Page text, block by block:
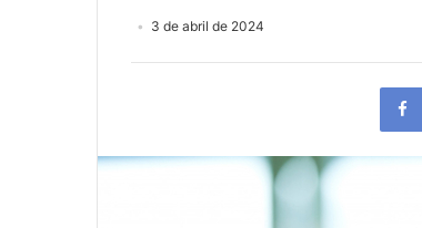
3 de abril de 2024